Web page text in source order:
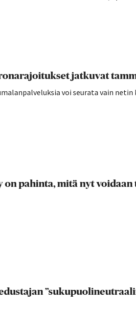
jatkuvat
voi seurata vain netin
pahinta, mitä nyt voidaan